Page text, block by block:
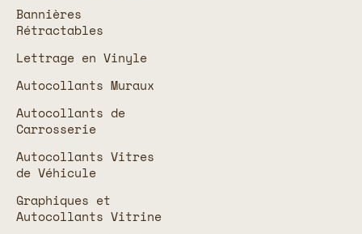
Bannières
Rétractables
Lettrage en Vinyle
Autocollants Muraux
Autocollants de
Carrosserie
Autocollants Vitres
de Véhicule
Graphiques et
Autocollants Vitrine